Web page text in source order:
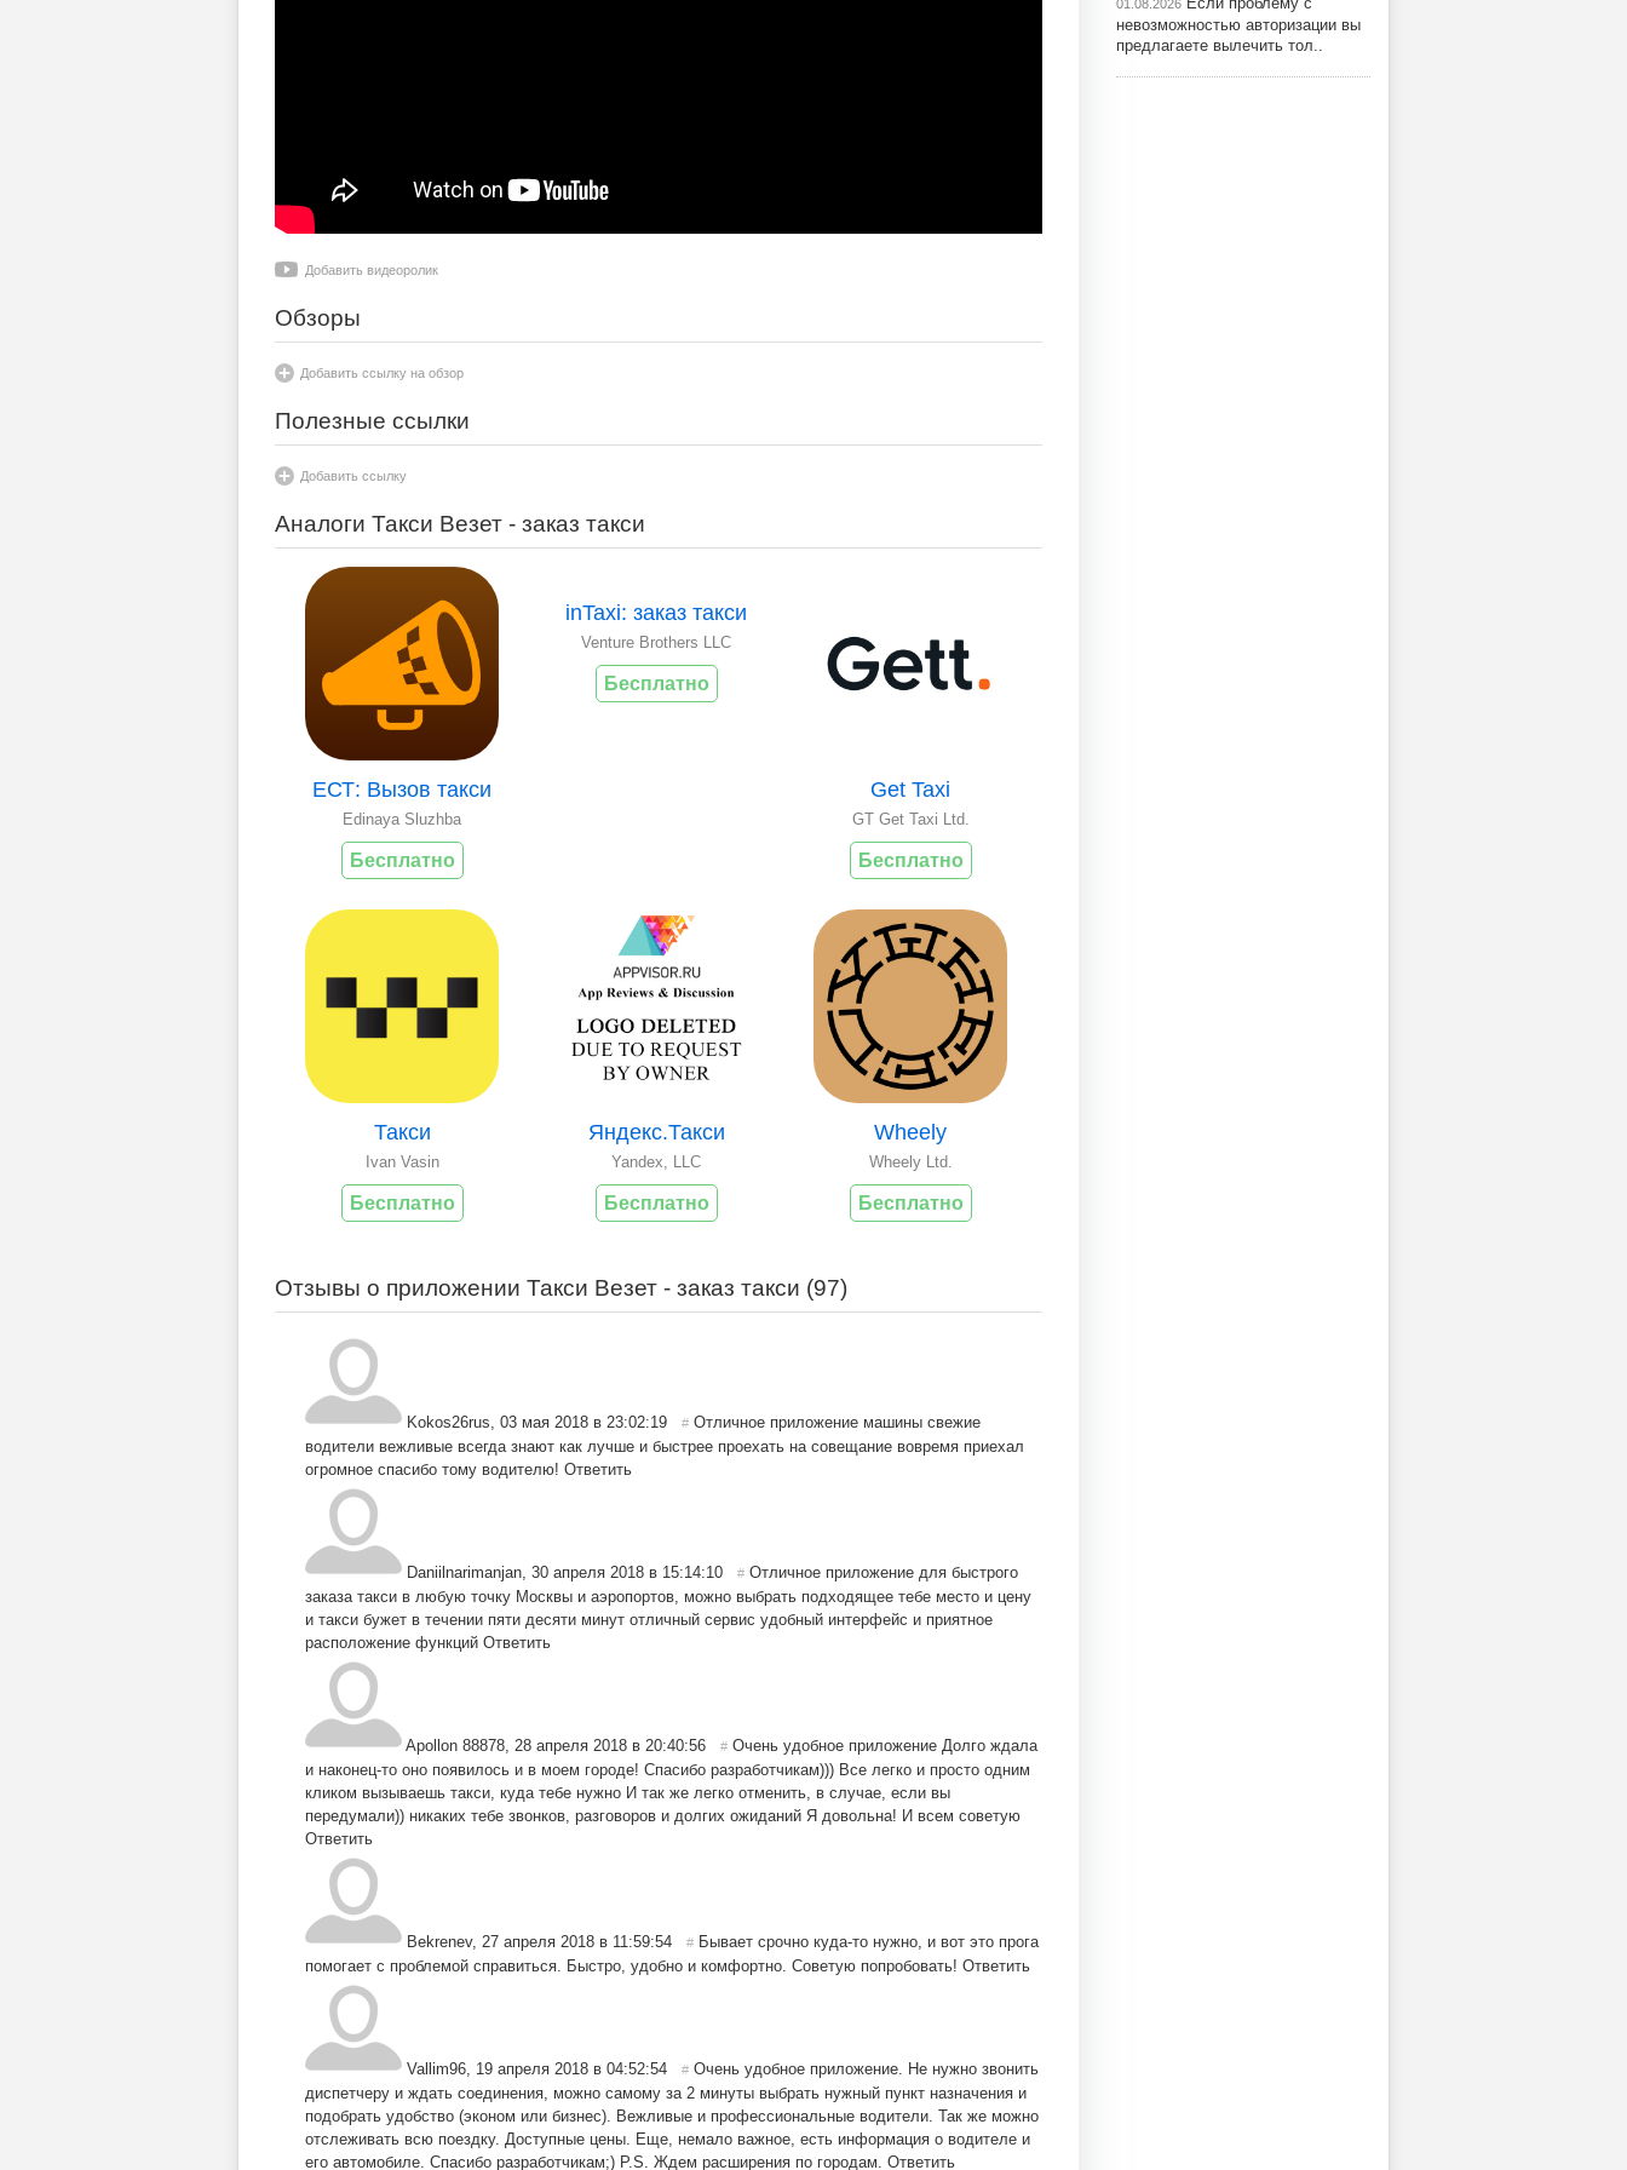
Добавить видеоролик
Обзоры
Добавить ссылку на обзор
Полезные ссылки
Добавить ссылку
Аналоги Такси Везет - заказ такси
ЕСТ: Вызов такси
Edinaya Sluzhba
Бесплатно
inTaxi: заказ такси
Venture Brothers LLC
Бесплатно
Get Taxi
GT Get Taxi Ltd.
Бесплатно
Такси
Ivan Vasin
Бесплатно
Яндекс.Такси
Yandex, LLC
Бесплатно
Wheely
Wheely Ltd.
Бесплатно
Отзывы о приложении Такси Везет - заказ такси (97)
Kokos26rus, 03 мая 2018 в 23:02:19 # Отличное приложение машины свежие
водители вежливые всегда знают как лучше и быстрее проехать на совещание вовремя приехал
огромное спасибо тому водителю! Ответить
Daniilnarimanjan, 30 апреля 2018 в 15:14:10 # Отличное приложение для быстрого
заказа такси в любую точку Москвы и аэропортов, можно выбрать подходящее тебе место и цену
и такси бужет в течении пяти десяти минут отличный сервис удобный интерфейс и приятное
расположение функций Ответить
Apollon 88878, 28 апреля 2018 в 20:40:56 # Очень удобное приложение Долго ждала
и наконец-то оно появилось и в моем городе! Спасибо разработчикам))) Все легко и просто одним
кликом вызываешь такси, куда тебе нужно И так же легко отменить, в случае, если вы
передумали)) никаких тебе звонков, разговоров и долгих ожиданий Я довольна! И всем советую
Ответить
Bekrenev, 27 апреля 2018 в 11:59:54 # Бывает срочно куда-то нужно, и вот это прога
помогает с проблемой справиться. Быстро, удобно и комфортно. Советую попробовать! Ответить
Vallim96, 19 апреля 2018 в 04:52:54 # Очень удобное приложение. Не нужно звонить
диспетчеру и ждать соединения, можно самому за 2 минуты выбрать нужный пункт назначения и
подобрать удобство (эконом или бизнес). Вежливые и профессиональные водители. Так же можно
отслеживать всю поездку. Доступные цены. Еще, немало важное, есть информация о водителе и
его автомобиле. Спасибо разработчикам;) P.S. Ждем расширения по городам. Ответить
01.08.2026
невозможностью авторизации вы
предлагаете вылечить тол..